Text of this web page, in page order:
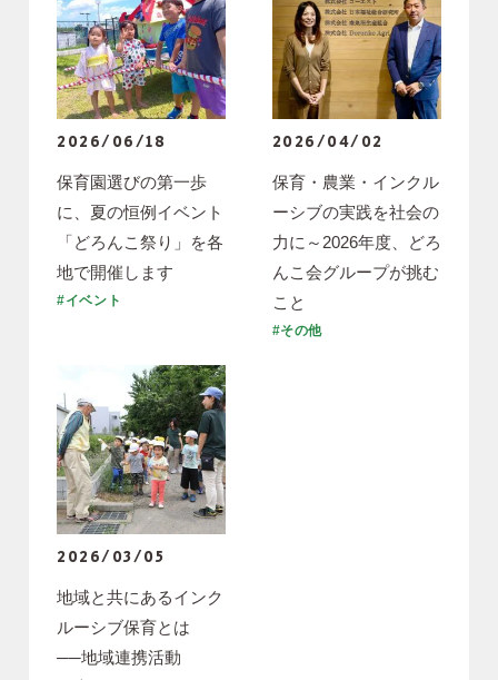
2026/06/18
保育園選びの第一歩
に、夏の恒例イベント
「どろんこ祭り」を各
地で開催します
#イベント
2026/04/02
保育・農業・インクル
ーシブの実践を社会の
力に～2026年度、どろ
んこ会グループが挑む
こと
#その他
2026/03/05
地域と共にあるインク
ルーシブ保育とは
──地域連携活動